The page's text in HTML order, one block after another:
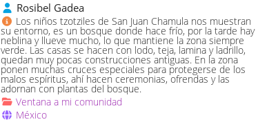
Rosibel Gadea
Los niños tzotziles de San Juan Chamula nos muestran
su entorno, es un bosque donde hace frío, por la tarde hay
neblina y llueve mucho, lo que mantiene la zona siempre
verde. Las casas se hacen con lodo, teja, lamina y ladrillo,
quedan muy pocas construcciones antiguas. En la zona
ponen muchas cruces especiales para protegerse de los
malos espíritus, ahí hacen ceremonias, ofrendas y las
adornan con plantas del bosque.
Ventana a mi comunidad
México